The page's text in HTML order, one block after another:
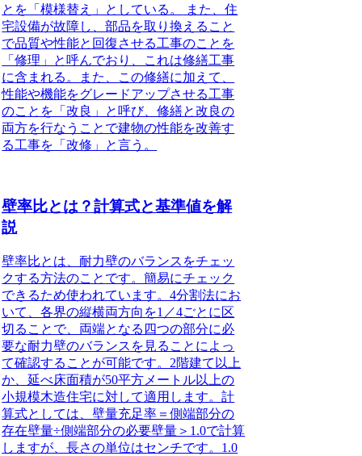
とを「模様替え」としている。
また、住
宅設備が故障し、部品を取り換えること
で品質や性能と回復させる工事のことを
「修理」と呼んでおり、これは修繕工事
に含まれる。また、この修繕に加えて、
性能や機能をグレードアップさせる工事
のことを「改良」と呼び、修繕と改良の
両方を行なうことで建物の性能を改善す
る工事を「改修」と言う。
壁率比とは？計算式と基準値を解
説
壁率比とは、耐力壁のバランスをチェッ
クする方法のこと です。簡易にチェック
できるため使われています。4分割法にお
いて、各界の縦横両方向を1／4ごとに区
切ることで、両端となる四つの部分に必
要な耐力壁のバランスを見ることによっ
て確認することが可能です。2階建て以上
か、延べ床面積が50平方メートル以上の
小規模木造住宅に対して適用します。計
算式としては、壁量充足率＝側端部分の
存在壁量÷側端部分の必要壁量＞1.0で計算
しますが、長さの単位はセンチです。1.0